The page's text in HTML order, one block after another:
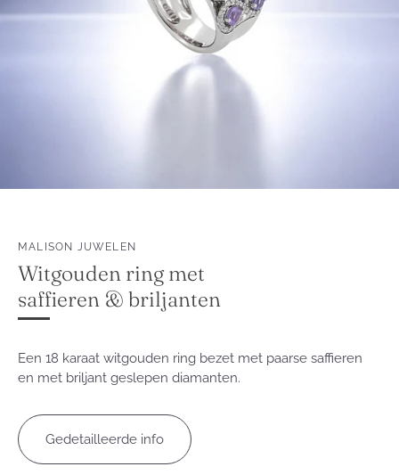
MALISON JUWELEN
Witgouden ring met
saffieren & briljanten
Een 18 karaat witgouden ring bezet met paarse saffieren
en met briljant geslepen diamanten.
Gedetailleerde info